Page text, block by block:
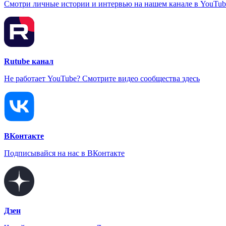
Смотри личные истории и интервью на нашем канале в
Rutube канал
Не работает YouTube? Смотрите видео сообщества здесь
ВКонтакте
Подписывайся на нас в ВКонтакте
Дзен